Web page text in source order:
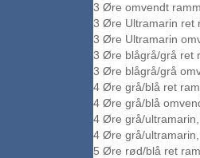
3 Øre omvendt
3 Øre Ultramarin ret
3 Øre Ultramarin
3 Øre blågrå/grå ret
3 Øre blågrå/grå
4 Øre grå/blå ret
4 Øre grå/blå
4 Øre grå/
4 Øre grå/
5 Øre rød/blå ret